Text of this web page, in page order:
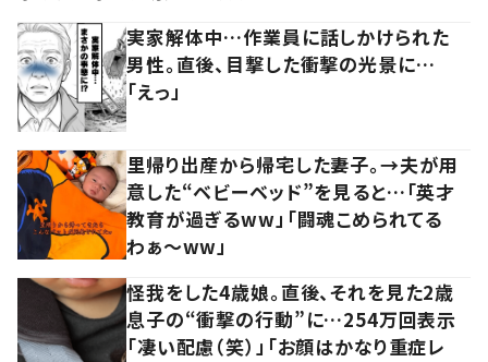
実家解体中…作業員に話しかけられた
男性。直後、目撃した衝撃の光景に…
「えっ」
里帰り出産から帰宅した妻子。→夫が用
意した“ベビーベッド”を見ると…「英才
教育が過ぎるww」「闘魂こめられてる
わぁ～ww」
怪我をした4歳娘。直後、それを見た2歳
息子の“衝撃の行動”に…254万回表示
「凄い配慮（笑）」「お顔はかなり重症レ